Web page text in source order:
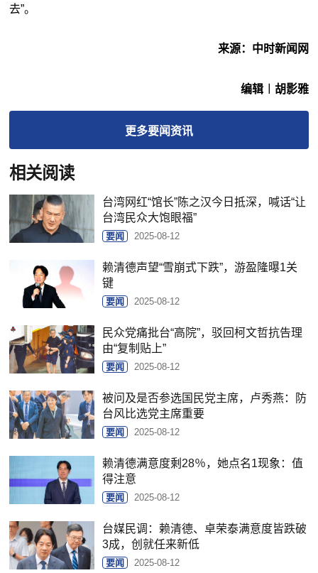
去”。
来源：中时新闻网
编辑︱胡影雅
更多要闻资讯
相关阅读
台湾网红“馆长”陈之汉今日抵深，喊话“让
台湾民众大饱眼福”
要闻 2025-08-12
赖清德声望“雪崩式下跌”，游盈隆曝1关
键
要闻 2025-08-12
民众党痛批台“高院”，驳回柯文哲抗告理
由“复制贴上”
要闻 2025-08-12
被问及是否参选国民党主席，卢秀燕：防
台风比选党主席重要
要闻 2025-08-12
赖清德满意度剩28％，她点名1现象：值
得注意
要闻 2025-08-12
台媒民调：赖清德、卓荣泰满意度皆跌破
3成，创就任来新低
要闻 2025-08-12